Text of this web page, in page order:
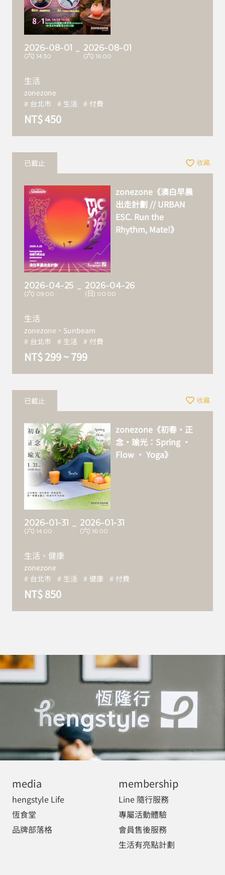
2026-08-01
(六) 14:30 ~ 2026-08-01
(六) 16:00
生活
zonezone
台北市
生活 付費
NT$ 450
已截止 收藏
zonezone《澳白早晨
出走計劃 // URBAN
ESC. Run the
Rhythm, Mate!》
2026-04-25
(六) 09:00 ~ 2026-04-26
(日) 00:00
生活
zonezone、Sunbeam
台北市
生活 付費
NT$ 299 ~ 799
已截止 收藏
zonezone《初春・正
念・瑜光：Spring ·
Flow · Yoga》
2026-01-31
(六) 14:00 ~ 2026-01-31
(六) 16:00
生活、健康
zonezone
台北市
生活 健康 付費
NT$ 850
media
hengstyle Life
恆食堂
品牌部落格
membership
Line 隨行服務
專屬活動體驗
會員售後服務
生活有亮點計劃